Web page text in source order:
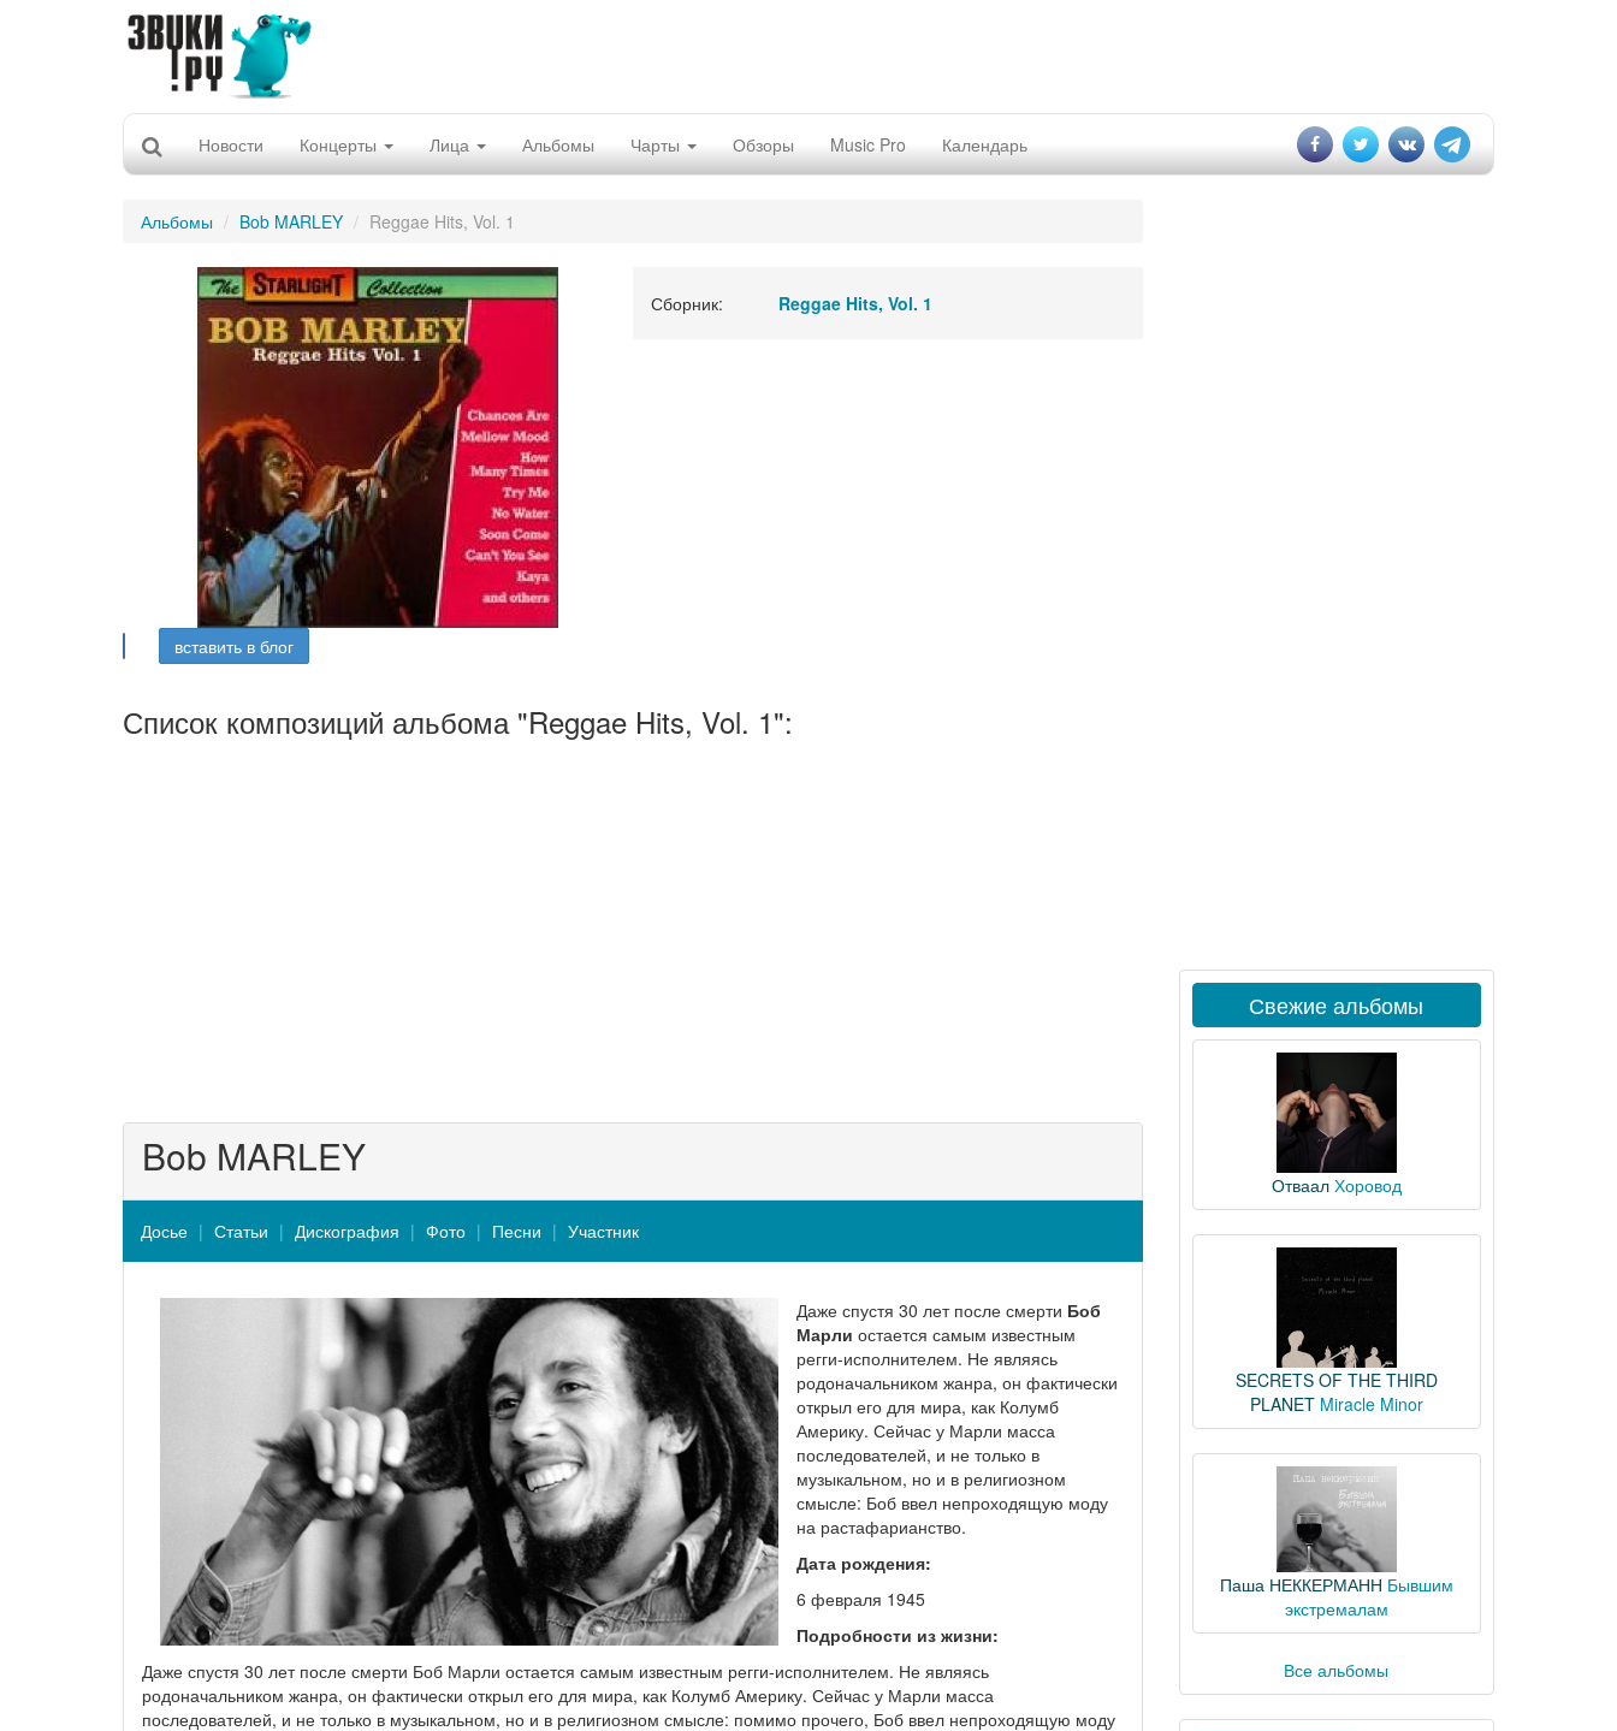
Новости Концерты Лица Альбомы Чарты Обзоры Music Pro Календарь
Альбомы Bob MARLEY Reggae Hits, Vol. 1
Сборник: Reggae Hits, Vol. 1
вставить в блог
Список композиций альбома "Reggae Hits, Vol. 1":
Bob MARLEY
Досье Статьи Дискография Фото Песни Участник
Даже спустя 30 лет после смерти Боб
Марли остается самым известным
регги-исполнителем. Не являясь
родоначальником жанра, он фактически
открыл его для мира, как Колумб
Америку. Сейчас у Марли масса
последователей, и не только в
музыкальном, но и в религиозном
смысле: Боб ввел непроходящую моду
на растафарианство.
Дата рождения:
6 февраля 1945
Подробности из жизни:
Даже спустя 30 лет после смерти Боб Марли остается самым известным регги-исполнителем. Не являясь
родоначальником жанра, он фактически открыл его для мира, как Колумб Америку. Сейчас у Марли масса
последователей, и не только в музыкальном, но и в религиозном смысле: помимо прочего, Боб ввел непроходящую моду
Свежие альбомы
Отваал Хоровод
SECRETS OF THE THIRD
PLANET Miracle Minor
Паша НЕККЕРМАНН Бывшим
экстремалам
Все альбомы